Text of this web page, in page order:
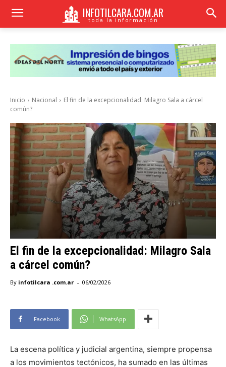
INFOTILCARA.COM.AR
toda la información
Inicio Nacional
El fin de la excepcionalidad: Milagro Sala a cárcel
común?
El fin de la excepcionalidad: Milagro Sala
a cárcel común?
By infotilcara .com.ar - 06/02/2026
Facebook WhatsApp
La escena política y judicial argentina, siempre propensa
a los movimientos tectónicos, ha sumado en las últimas